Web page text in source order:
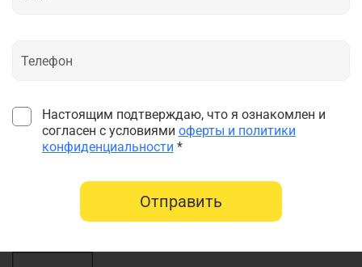
Настоящим подтверждаю, что я ознакомлен и
согласен с условиями оферты и политики
конфиденциальности *
Отправить